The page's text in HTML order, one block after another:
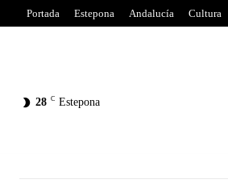
Portada Estepona Andalucía Cultura
28 C Estepona